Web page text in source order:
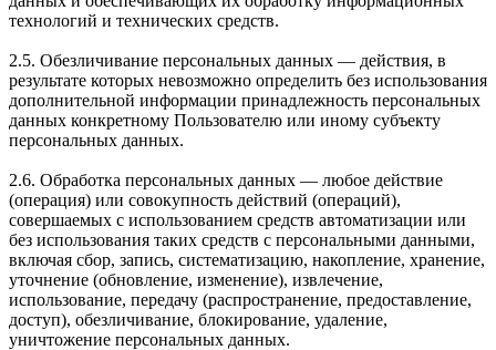
технологий и технических средств.
2.5. Обезличивание персональных данных — действия, в
результате которых невозможно определить без использования
дополнительной информации принадлежность персональных
данных конкретному Пользователю или иному субъекту
персональных данных.
2.6. Обработка персональных данных — любое действие
(операция) или совокупность действий (операций),
совершаемых с использованием средств автоматизации или
без использования таких средств с персональными данными,
включая сбор, запись, систематизацию, накопление, хранение,
уточнение (обновление, изменение), извлечение,
использование, передачу (распространение, предоставление,
доступ), обезличивание, блокирование, удаление,
уничтожение персональных данных.